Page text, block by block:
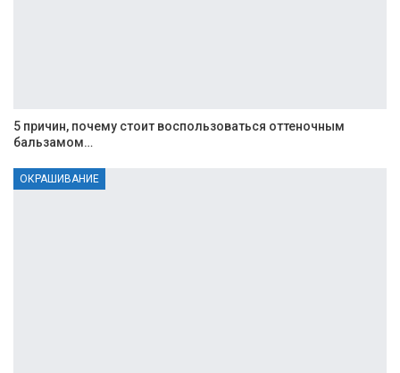
5 причин, почему стоит воспользоваться оттеночным
бальзамом…
ОКРАШИВАНИЕ